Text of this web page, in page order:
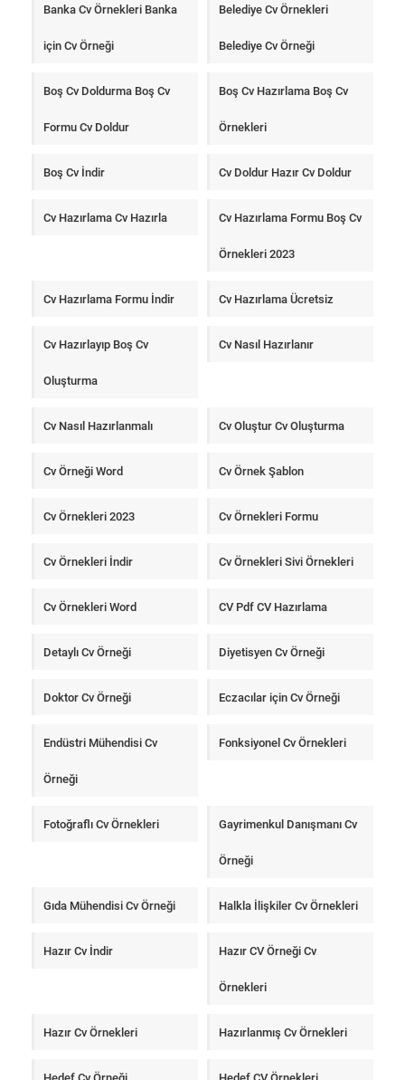
Banka Cv Örnekleri Banka
için Cv Örneği
Belediye Cv Örnekleri
Belediye Cv Örneği
Boş Cv Doldurma Boş Cv
Formu Cv Doldur
Boş Cv Hazırlama Boş Cv
Örnekleri
Boş Cv İndir Cv Doldur Hazır Cv Doldur
Cv Hazırlama Cv Hazırla Cv Hazırlama Formu Boş Cv
Örnekleri 2023
Cv Hazırlama Formu İndir Cv Hazırlama Ücretsiz
Cv Hazırlayıp Boş Cv
Oluşturma
Cv Nasıl Hazırlanır
Cv Nasıl Hazırlanmalı Cv Oluştur Cv Oluşturma
Cv Örneği Word Cv Örnek Şablon
Cv Örnekleri 2023 Cv Örnekleri Formu
Cv Örnekleri İndir Cv Örnekleri Sivi Örnekleri
Cv Örnekleri Word CV Pdf CV Hazırlama
Detaylı Cv Örneği Diyetisyen Cv Örneği
Doktor Cv Örneği Eczacılar için Cv Örneği
Endüstri Mühendisi Cv
Örneği
Fonksiyonel Cv Örnekleri
Fotoğraflı Cv Örnekleri Gayrimenkul Danışmanı Cv
Örneği
Gıda Mühendisi Cv Örneği Halkla İlişkiler Cv Örnekleri
Hazır Cv İndir Hazır CV Örneği Cv
Örnekleri
Hazır Cv Örnekleri Hazırlanmış Cv Örnekleri